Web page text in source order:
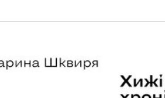
по розбитих горщиках визначали майбутню
весільних обрядів і контрацепції, пологи та